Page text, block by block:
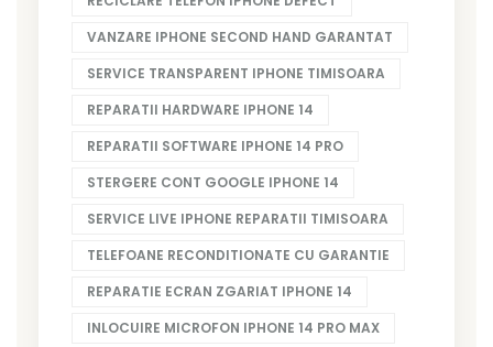
VANZARE IPHONE SECOND HAND GARANTAT
SERVICE TRANSPARENT IPHONE TIMISOARA
REPARATII HARDWARE IPHONE 14
REPARATII SOFTWARE IPHONE 14 PRO
STERGERE CONT GOOGLE IPHONE 14
SERVICE LIVE IPHONE REPARATII TIMISOARA
TELEFOANE RECONDITIONATE CU GARANTIE
REPARATIE ECRAN ZGARIAT IPHONE 14
INLOCUIRE MICROFON IPHONE 14 PRO MAX